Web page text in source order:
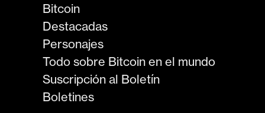
Bitcoin
Destacadas
Personajes
Todo sobre Bitcoin en el mundo
Suscripción al Boletín
Boletines